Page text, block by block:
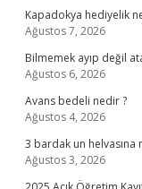
Kapadokya hediyelik ne
Ağustos 7, 2026
Bilmemek ayıp değil
Ağustos 6, 2026
Avans bedeli nedir ?
Ağustos 4, 2026
3 bardak un helvasına
Ağustos 3, 2026